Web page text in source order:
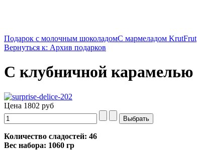
Подарок с молочным шоколадомС мармеладом KrutFrut
Вернуться к: Архив подарков
С клубничной карамелью
Цена 1802 руб
Количество сладостей: 46
Вес набора: 1060 гр